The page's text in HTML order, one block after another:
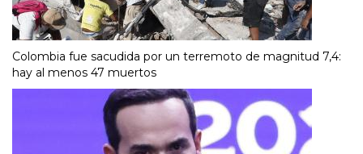
Colombia fue sacudida por un terremoto de magnitud 7,4:
hay al menos 47 muertos